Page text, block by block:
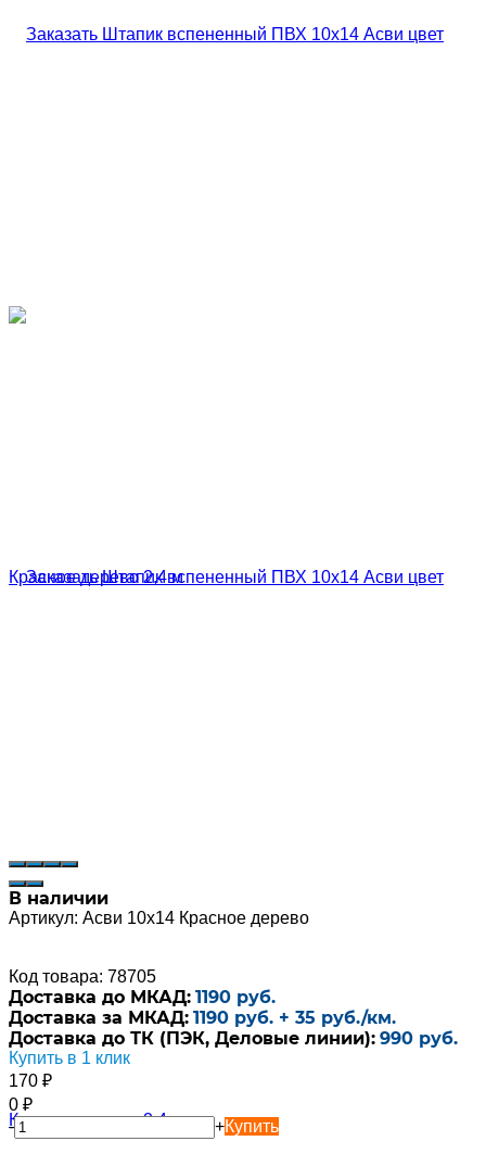
В наличии
Артикул: Асви 10х14 Красное дерево
Код товара: 78705
Доставка до МКАД: 1190 руб.
Доставка за МКАД: 1190 руб. + 35 руб./км.
Доставка до ТК (ПЭК, Деловые линии): 990 руб.
Купить в 1 клик
170 ₽
0 ₽
-
+Купить